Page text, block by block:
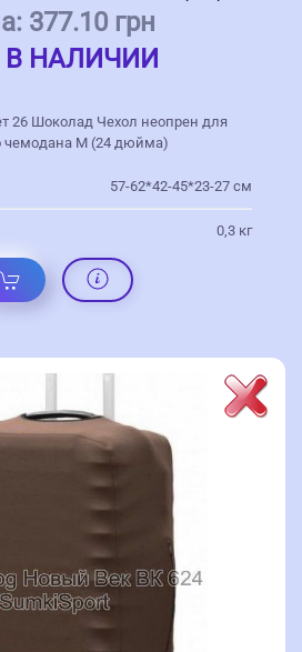
377.10 грн
В НАЛИЧИИ
26 Шоколад Чехол неопрен для
чемодана M (24 дюйма)
57-62*42-45*23-27 см
0,3 кг